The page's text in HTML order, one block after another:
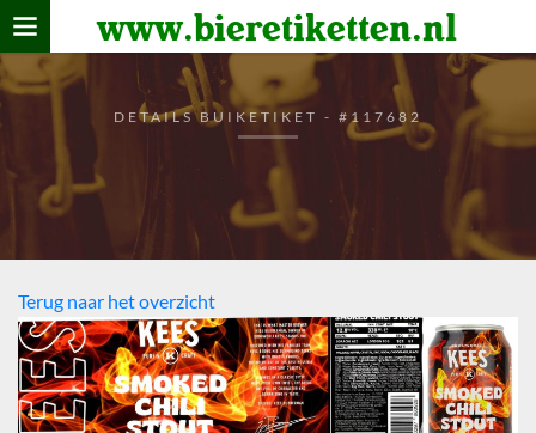
www.bieretiketten.nl
Home
verzamelen
De bierkaart
Bezoekers
DETAILS BUIKETIKET - #117682
Terug naar het overzicht